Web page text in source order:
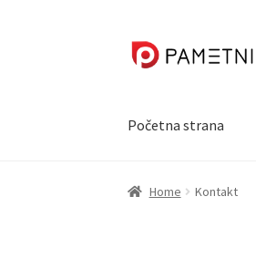
Skip
to
Skip
to
Početna strana
Home Kontakt